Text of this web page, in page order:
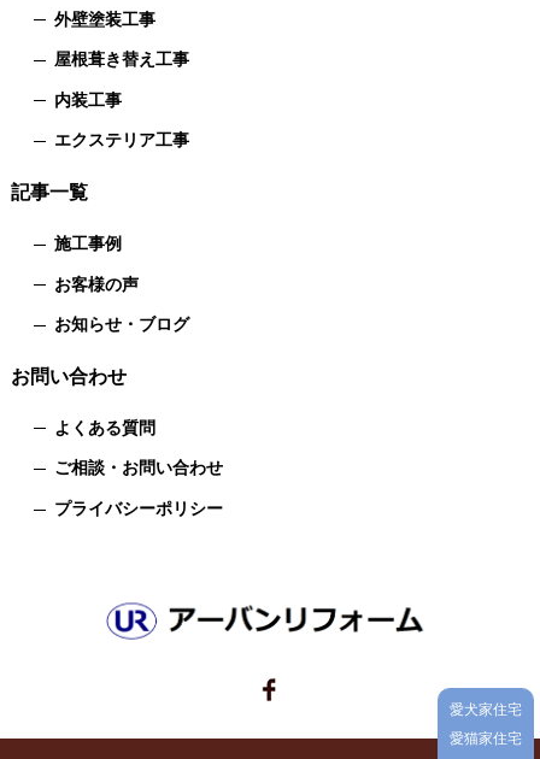
愛犬家住宅
愛猫家住宅
外壁塗装工事
屋根葺き替え工事
内装工事
エクステリア工事
記事一覧
施工事例
お客様の声
お知らせ・ブログ
お問い合わせ
よくある質問
ご相談・お問い合わせ
プライバシーポリシー